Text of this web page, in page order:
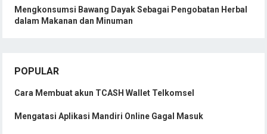
Mengkonsumsi Bawang Dayak Sebagai Pengobatan Herbal
dalam Makanan dan Minuman
POPULAR
Cara Membuat akun TCASH Wallet Telkomsel
Mengatasi Aplikasi Mandiri Online Gagal Masuk